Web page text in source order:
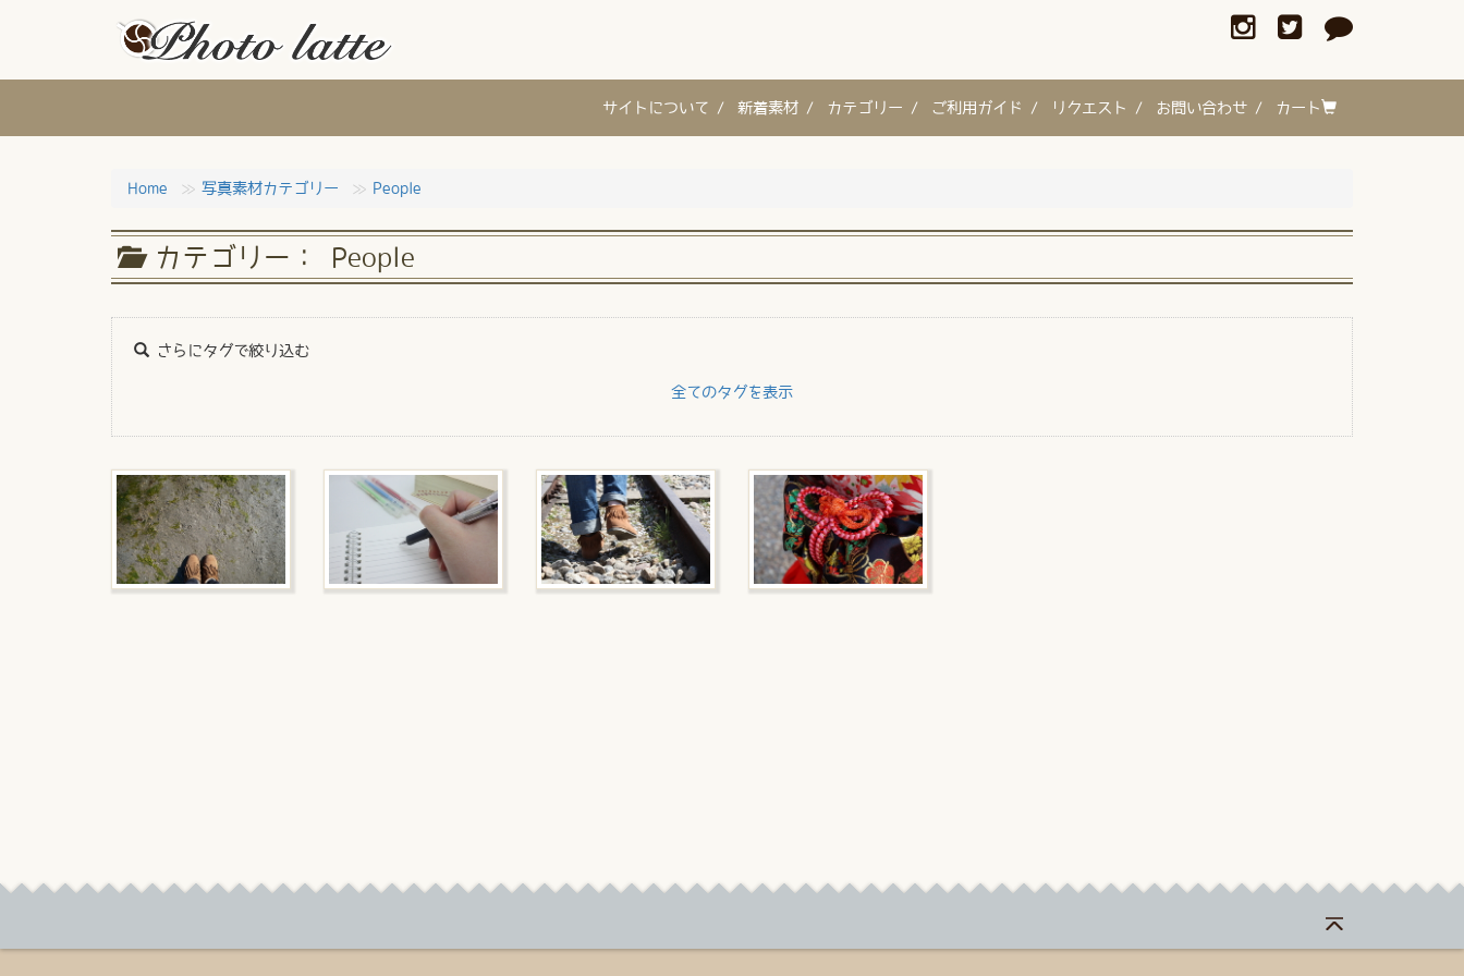
サイトについて / 新着素材 / カテゴリー / ご利用ガイド / リクエスト / お問い合わせ / カート
Home 写真素材カテゴリー People
カテゴリー： People
さらにタグで絞り込む
全てのタグを表示